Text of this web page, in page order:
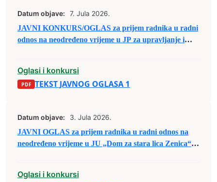
Datum objave:
7. Jula 2026.
JAVNI KONKURS/OGLAS za prijem radnika u radni
odnos na neodređeno vrijeme u JP za upravljanje i
Oglasi i konkursi
TEKST JAVNOG OGLASA 1
Datum objave:
3. Jula 2026.
JAVNI OGLAS za prijem radnika u radni odnos na
neodređeno vrijeme u JU „Dom za stara lica Zenica“
Oglasi i konkursi